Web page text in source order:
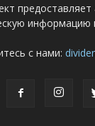
предоставляет
информацию
с нами: